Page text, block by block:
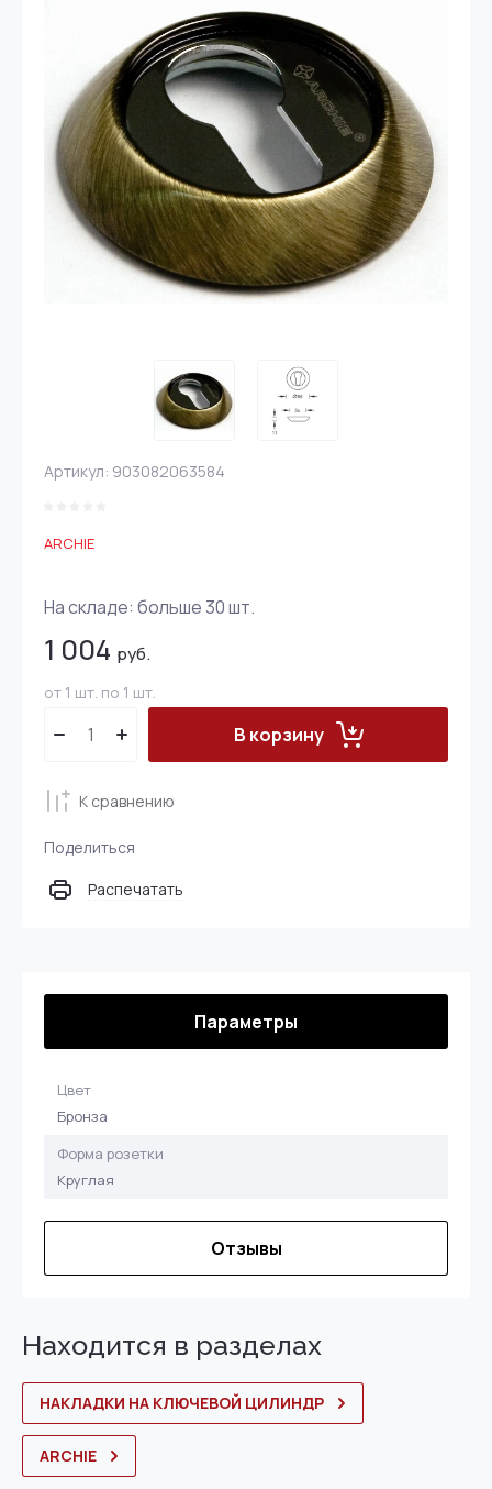
Артикул: 903082063584
ARCHIE
На складе: больше 30шт.
1 004 руб.
от 1 шт. по 1 шт.
В корзину
К сравнению
Поделиться
Распечатать
Параметры
Цвет
Бронза
Форма розетки
Круглая
Отзывы
Находится в разделах
НАКЛАДКИ НА КЛЮЧЕВОЙ ЦИЛИНДР
ARCHIE